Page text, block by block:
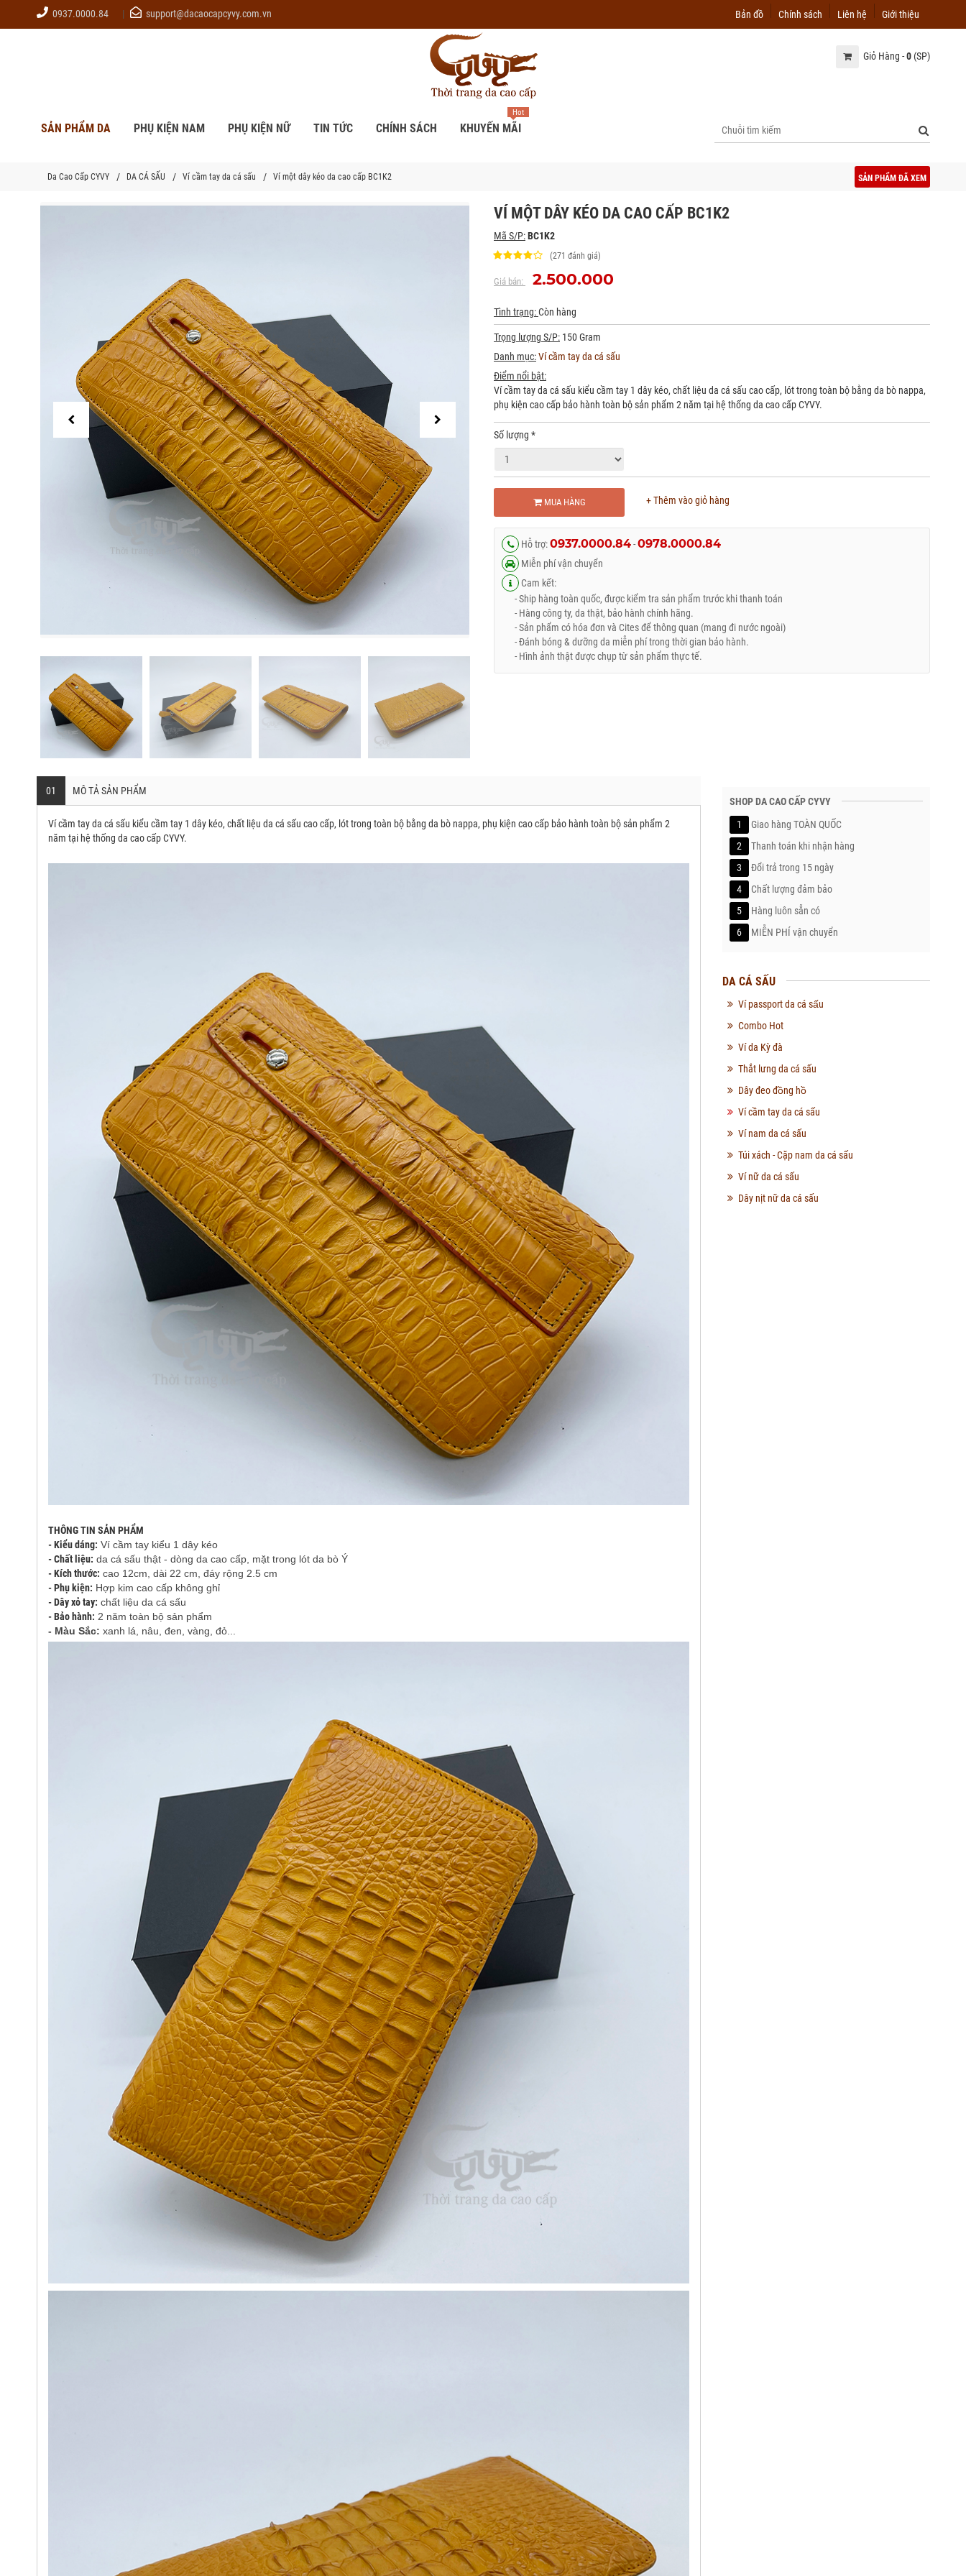
0937.0000.84 support@dacaocapcyvy.com.vn Bản đồ Chính sách Liên hệ Giới thiệu
Giỏ Hàng -0(SP)
SẢN PHẨM DA PHỤ KIỆN NAM PHỤ KIỆN NỮ TIN TỨC CHÍNH SÁCH KHUYẾN MÃI
Hot
Da Cao Cấp CYVY DA CÁ SẤU Ví cầm tay da cá sấu Ví một dây kéo da cao cấp BC1K2 SẢN PHẨM ĐÃ XEM
VÍ MỘT DÂY KÉO DA CAO CẤP BC1K2
Mã S/P:BC1K2
(271 đánh giá)
Giá bán: 2.500.000
Tình trạng:Còn hàng
Trọng lượng S/P: 150 Gram
Danh mục:Ví cầm tay da cá sấu
Điểm nổi bật:
Ví cầm tay da cá sấu kiểu cầm tay 1 dây kéo, chất liệu da cá sấu cao cấp, lót trong toàn bộ bằng da bò nappa,
phụ kiện cao cấp bảo hành toàn bộ sản phẩm 2 năm tại hệ thống da cao cấp CYVY.
Số lượng *
MUA HÀNG + Thêm vào giỏ hàng
Hỗ trợ:0937.0000.84-0978.0000.84
Miễn phí vận chuyển
Cam kết:
- Ship hàng toàn quốc, được kiểm tra sản phẩm trước khi thanh toán
- Hàng công ty, da thật, bảo hành chính hãng.
- Sản phẩm có hóa đơn và Cites để thông quan (mang đi nước ngoài)
- Đánh bóng & dưỡng da miễn phí trong thời gian bảo hành.
- Hình ảnh thật được chụp từ sản phẩm thực tế.
01 MÔ TẢ SẢN PHẨM
Ví cầm tay da cá sấu kiểu cầm tay 1 dây kéo, chất liệu da cá sấu cao cấp, lót trong toàn bộ bằng da bò nappa, phụ kiện cao cấp bảo hành toàn bộ sản phẩm 2
năm tại hệ thống da cao cấp CYVY.
THÔNG TIN SẢN PHẨM
- Kiểu dáng: Ví cầm tay kiểu 1 dây kéo
- Chất liệu: da cá sấu thật - dòng da cao cấp, mặt trong lót da bò Ý
- Kích thước: cao 12cm, dài 22 cm, đáy rộng 2.5 cm
- Phụ kiện: Hợp kim cao cấp không ghỉ
- Dây xỏ tay: chất liệu da cá sấu
- Bảo hành: 2 năm toàn bộ sản phẩm
- Màu Sắc: xanh lá, nâu, đen, vàng, đỏ...
SHOP DA CAO CẤP CYVY
1
Giao hàng TOÀN QUỐC
2
Thanh toán khi nhận hàng
3
Đổi trả trong 15 ngày
4
Chất lượng đảm bảo
5
Hàng luôn sẵn có
6
MIỄN PHÍ vận chuyển
DA CÁ SẤU
Ví passport da cá sấu
Combo Hot
Ví da Kỳ đà
Thắt lưng da cá sấu
Dây đeo đồng hồ
Ví cầm tay da cá sấu
Ví nam da cá sấu
Túi xách - Cặp nam da cá sấu
Ví nữ da cá sấu
Dây nịt nữ da cá sấu